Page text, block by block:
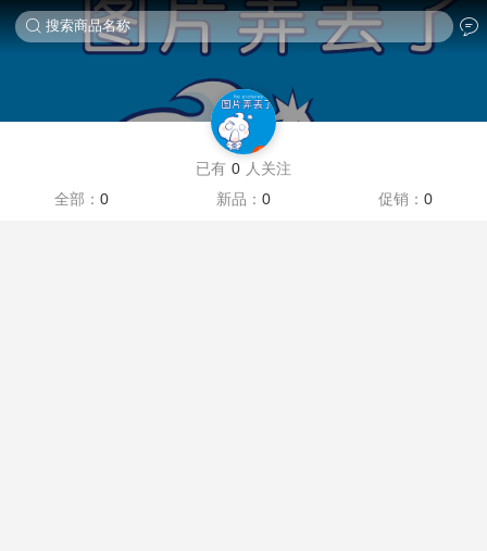
搜索商品名称
已有 0 人关注
全部： 0 新品： 0 促销：0